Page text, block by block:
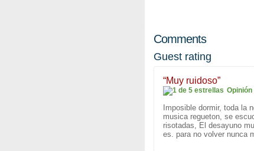
Comments
Guest rating
“Muy ruidoso”
Imposible dormir, toda la
musica regueton, se
risotadas, El desayuno
es. para no volver nunca